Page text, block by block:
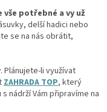
vše potřebné a vy už
delší hadici nebo
se na nás obrátit,
. Plánujete-li využívat
ZAHRADA TOP, který
nádrží Vám připravíme na